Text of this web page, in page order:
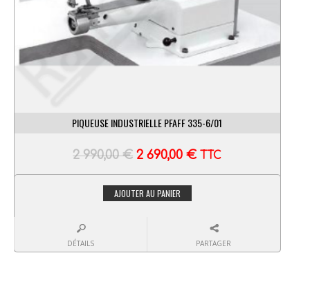
PIQUEUSE INDUSTRIELLE PFAFF 335-6/01
2 990,00€ 2 690,00€ TTC
AJOUTER AU PANIER
DÉTAILS PARTAGER